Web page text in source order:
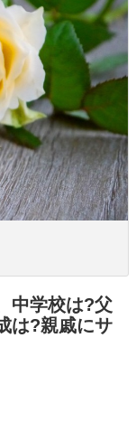
中学校は?父
は?親戚にサ